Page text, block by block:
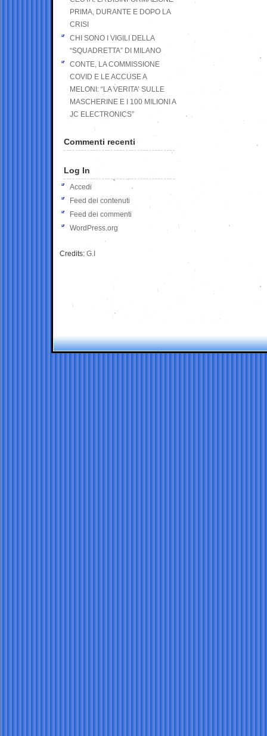
PRIMA, DURANTE E DOPO LA
CRISI
CHI SONO I VIGILI DELLA
“SQUADRETTA” DI MILANO
CONTE, LA COMMISSIONE
COVID E LE ACCUSE A
MELONI: “LA VERITA’ SULLE
MASCHERINE E I 100 MILIONI A
JC ELECTRONICS”
Commenti recenti
Log In
Accedi
Feed dei contenuti
Feed dei commenti
WordPress.org
Credits: G.I